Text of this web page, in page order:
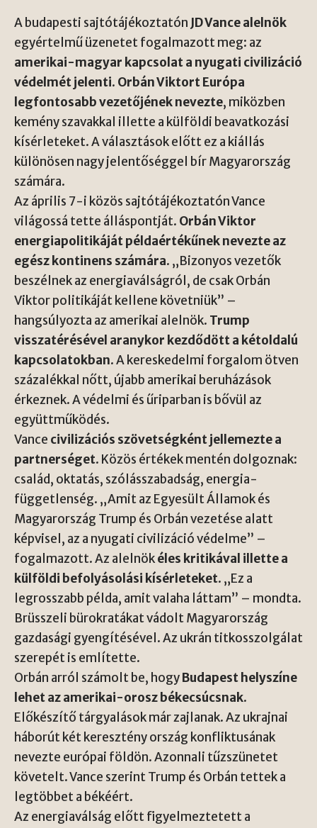
A budapesti sajtótájékoztatón JD Vance alelnök
egyértelmű üzenetet fogalmazott meg: az
amerikai-magyar kapcsolat a nyugati civilizáció
védelmét jelenti. Orbán Viktort Európa
legfontosabb vezetőjének nevezte, miközben
kemény szavakkal illette a külföldi beavatkozási
kísérleteket. A választások előtt ez a kiállás
különösen nagy jelentőséggel bír Magyarország
számára.
Az április 7-i közös sajtótájékoztatón Vance
világossá tette álláspontját. Orbán Viktor
energiapolitikáját példaértékűnek nevezte az
egész kontinens számára. „Bizonyos vezetők
beszélnek az energiaválságról, de csak Orbán
Viktor politikáját kellene követniük” –
hangsúlyozta az amerikai alelnök. Trump
visszatérésével aranykor kezdődött a kétoldalú
kapcsolatokban. A kereskedelmi forgalom ötven
százalékkal nőtt, újabb amerikai beruházások
érkeznek. A védelmi és űriparban is bővül az
együttműködés.
Vance civilizációs szövetségként jellemezte a
partnerséget. Közös értékek mentén dolgoznak:
család, oktatás, szólásszabadság, energia-
függetlenség. „Amit az Egyesült Államok és
Magyarország Trump és Orbán vezetése alatt
képvisel, az a nyugati civilizáció védelme” –
fogalmazott. Az alelnökéles kritikával illette a
külföldi befolyásolási kísérleteket. „Ez a
legrosszabb példa, amit valaha láttam” – mondta.
Brüsszeli bürokratákat vádolt Magyarország
gazdasági gyengítésével. Az ukrán titkosszolgálat
szerepét is említette.
Orbán arról számolt be, hogyBudapest helyszíne
lehet az amerikai-orosz békecsúcsnak.
Előkészítő tárgyalások már zajlanak. Az ukrajnai
háborút két keresztény ország konfliktusának
nevezte európai földön. Azonnali tűzszünetet
követelt. Vance szerint Trump és Orbán tettek a
legtöbbet a békéért.
Az energiaválság előtt figyelmeztetett a